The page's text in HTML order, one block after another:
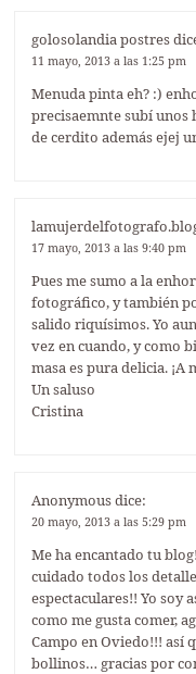
golosolandia postres
11 mayo, 2013 a las 1:25 pm
Menuda pinta eh? :)
precisaemnte subí unos
de cerdito además ejej
17 mayo, 2013 a las 9:40 pm
Pues me sumo a la
fotográfico, y también
salido riquísimos. Yo
vez en cuando, y como
masa es pura delicia. ¡A
Un saluso
Cristina
Anonymousdice:
20 mayo, 2013 a las 5:29 pm
Me ha encantado tu
cuidado todos los
espectaculares!! Yo soy
como me gusta comer,
Campo en Oviedo!!! así
bollinos… gracias por